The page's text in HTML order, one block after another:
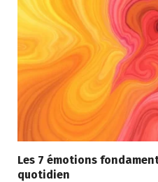
Les 7 émotions
quotidien